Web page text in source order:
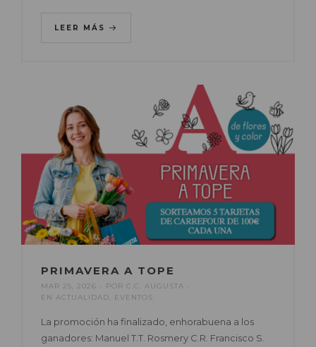
LEER MÁS
PRIMAVERA A TOPE
MAR 25, 2026 POR C.C. AUGUSTA
EN ACTUALIDAD EVENTOS
La promoción ha finalizado, enhorabuena a los
ganadores: Manuel T.T. Rosmery C.R. Francisco S.